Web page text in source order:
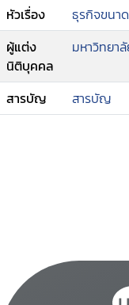
หัวเรื่อง
ธุรกิจขนา
ผู้แต่ง
นิติบุคคล
มหาวิทยา
สารบัญ สารบัญ